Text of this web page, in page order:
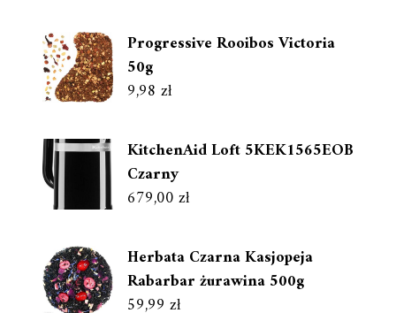
Progressive Rooibos Victoria
50g
9,98 zł
KitchenAid Loft 5KEK1565EOB
Czarny
679,00zł
Herbata Czarna Kasjopeja
Rabarbar żurawina 500g
59,99 zł